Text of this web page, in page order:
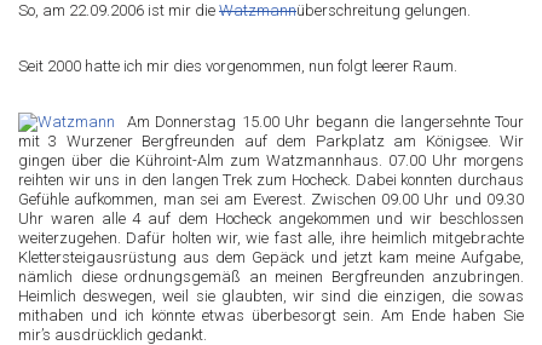
So, am 22.09.2006 ist mir die Watzmannüberschreitung gelungen.
Seit 2000 hatte ich mir dies vorgenommen, nun folgt leerer Raum.
Am Donnerstag 15.00 Uhr begann die langersehnte Tour
mit 3 Wurzener Bergfreunden auf dem Parkplatz am Königsee. Wir
gingen über die Kühroint-Alm zum Watzmannhaus. 07.00 Uhr morgens
reihten wir uns in den langen Trek zum Hocheck. Dabei konnten durchaus
Gefühle aufkommen, man sei am Everest. Zwischen 09.00 Uhr und 09.30
Uhr waren alle 4 auf dem Hocheck angekommen und wir beschlossen
weiterzugehen. Dafür holten wir, wie fast alle, ihre heimlich mitgebrachte
Klettersteigausrüstung aus dem Gepäck und jetzt kam meine Aufgabe,
nämlich diese ordnungsgemäß an meinen Bergfreunden anzubringen.
Heimlich deswegen, weil sie glaubten, wir sind die einzigen, die sowas
mithaben und ich könnte etwas überbesorgt sein. Am Ende haben Sie
mir’s ausdrücklich gedankt.